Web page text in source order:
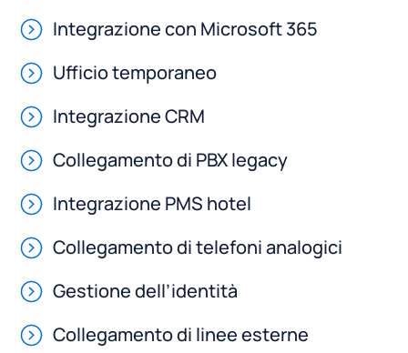
Integrazione con Microsoft 365
Ufficio temporaneo
Integrazione CRM
Collegamento di PBX legacy
Integrazione PMS hotel
Collegamento di telefoni analogici
Gestione dell’identità
Collegamento di linee esterne